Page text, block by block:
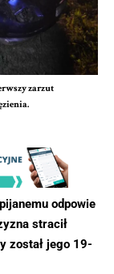
zarzut
odpowie
stracił
został jego 19-